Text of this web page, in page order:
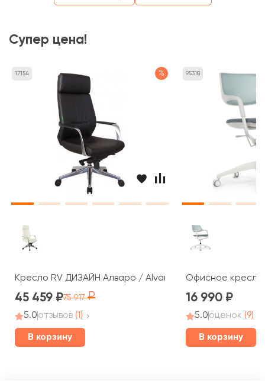
Супер цена!
17154 %
Кресло RV ДИЗАЙН Алваро / Alvaro (A1815)
45 459 75 917
5.0отзывов (1)
В корзину
95318
Офисное кресло
16 990
5.0оценок (9)
В корзину